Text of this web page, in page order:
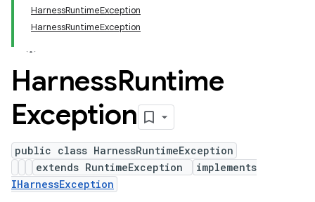
HarnessRuntimeException
HarnessRuntimeException
HarnessRuntime
Exception
public class HarnessRuntimeException
extends RuntimeException
implements
IHarnessException